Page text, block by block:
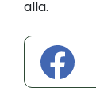
alla.